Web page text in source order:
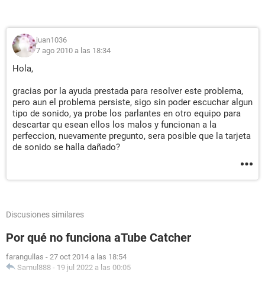
juan1036
7 ago 2010 a las 18:34
Hola,
gracias por la ayuda prestada para resolver este problema,
pero aun el problema persiste, sigo sin poder escuchar algun
tipo de sonido, ya probe los parlantes en otro equipo para
descartar qu esean ellos los malos y funcionan a la
perfeccion, nuevamente pregunto, sera posible que la tarjeta
de sonido se halla dañado?
Discusiones similares
Por qué no funciona aTube Catcher
farangullas - 27 oct 2014 a las 18:54
Samul888 - 19 jul 2022 a las 00:05